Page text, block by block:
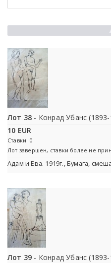
Лот 38 - Конрад Убанс (1893-
10 EUR
Ставки: 0
Лот завершен, ставки более не
Адам и Ева. 1919г., Бумага,
Лот 39 - Конрад Убанс (1893-